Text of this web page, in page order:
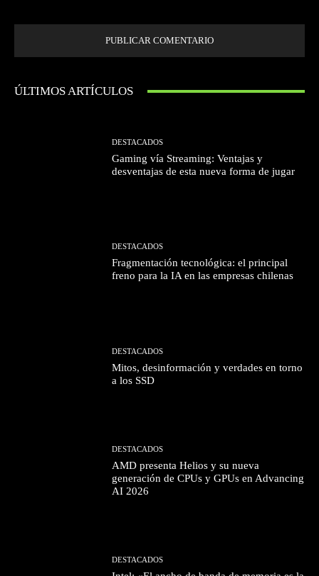
ÚLTIMOS ARTÍCULOS
DESTACADOS
Gaming vía Streaming: Ventajas y
desventajas de esta nueva forma de jugar
DESTACADOS
Fragmentación tecnológica: el principal
freno para la IA en las empresas chilenas
DESTACADOS
Mitos, desinformación y verdades en torno
a los SSD
DESTACADOS
AMD presenta Helios y su nueva
generación de CPUs y GPUs en Advancing
AI 2026
DESTACADOS